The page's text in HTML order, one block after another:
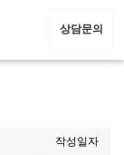
상담문의
작성일자